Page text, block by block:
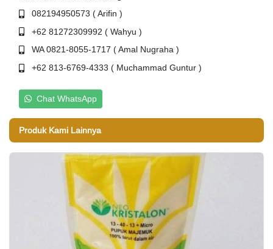
082194950573 ( Arifin )
+62 81272309992 ( Wahyu )
WA 0821-8055-1717 ( Amal Nugraha )
+62 813-6769-4333 ( Muchammad Guntur )
Chat WhatsApp
Produk Kami Lainnya